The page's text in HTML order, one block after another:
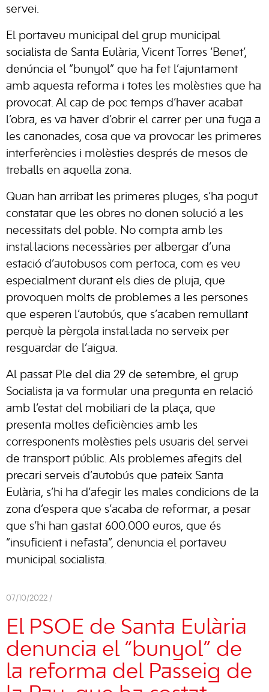
servei.
El portaveu municipal del grup municipal
socialista de Santa Eulària, Vicent Torres ‘Benet’,
denúncia el “bunyol” que ha fet l’ajuntament
amb aquesta reforma i totes les molèsties que ha
provocat. Al cap de poc temps d’haver acabat
l’obra, es va haver d’obrir el carrer per una fuga a
les canonades, cosa que va provocar les primeres
interferències i molèsties després de mesos de
treballs en aquella zona.
Quan han arribat les primeres pluges, s’ha pogut
constatar que les obres no donen solució a les
necessitats del poble. No compta amb les
instal·lacions necessàries per albergar d’una
estació d’autobusos com pertoca, com es veu
especialment durant els dies de pluja, que
provoquen molts de problemes a les persones
que esperen l’autobús, que s’acaben remullant
perquè la pèrgola instal·lada no serveix per
resguardar de l’aigua.
Al passat Ple del dia 29 de setembre, el grup
Socialista ja va formular una pregunta en relació
amb l’estat del mobiliari de la plaça, que
presenta moltes deficiències amb les
corresponents molèsties pels usuaris del servei
de transport públic. Als problemes afegits del
precari serveis d’autobús que pateix Santa
Eulària, s’hi ha d’afegir les males condicions de la
zona d’espera que s’acaba de reformar, a pesar
que s’hi han gastat 600.000 euros, que és
“insuficient i nefasta”, denuncia el portaveu
municipal socialista.
07/10/2022 /
El PSOE de Santa Eulària
denuncia el “bunyol” de
la reforma del Passeig de